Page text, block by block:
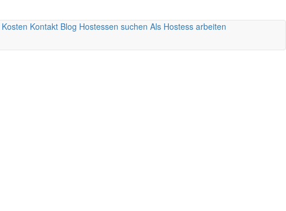
Kosten Kontakt Blog Hostessen suchen Als Hostess arbeiten